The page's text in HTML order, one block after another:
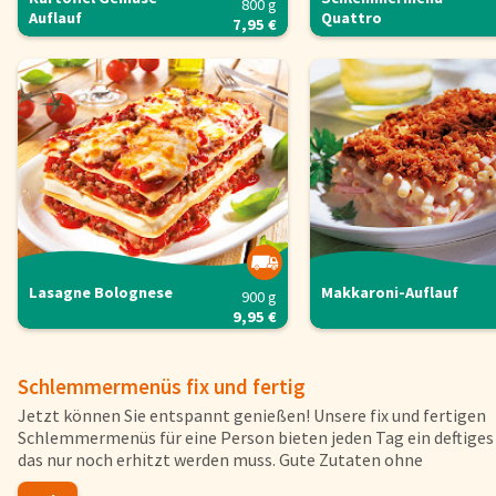
Herkunftsländer
Lieferwagen
Login
Startseite
Genussflyer
Kontakt
Impressum
AGB & Datenschutz
Registrieren
Auflauf
800 g
7,95 €
Quattro
Lasagne Bolognese
900 g
9,95 €
Makkaroni-Auflauf
Schlemmermenüs fix und fertig
Jetzt können Sie entspannt genießen! Unsere fix und fertigen
Schlemmermenüs für eine Person bieten jeden Tag ein
das nur noch erhitzt werden muss. Gute Zutaten ohne
Geschmacksverstärker machen jedes Menü zu einer leckeren